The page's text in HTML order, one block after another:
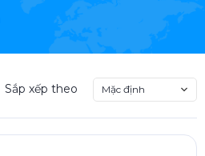
Sắp xếp theo Mặc định